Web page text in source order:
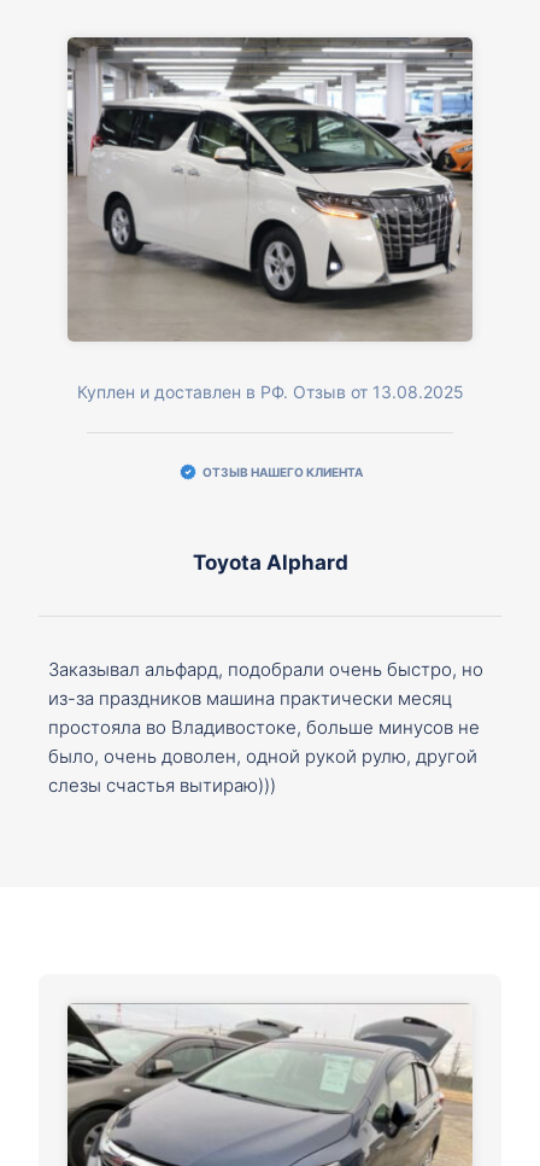
Куплен и доставлен в РФ. Отзыв от 13.08.2025
ОТЗЫВ НАШЕГО КЛИЕНТА
Toyota Alphard
Заказывал альфард, подобрали очень быстро, но
из-за праздников машина практически месяц
простояла во Владивостоке, больше минусов не
было, очень доволен, одной рукой рулю, другой
слезы счастья вытираю)))